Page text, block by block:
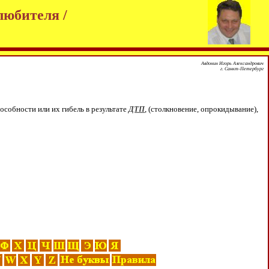
/
Авдонин Игорь Александрович
г. Санкт-Петербург
или их гибель в результатеДТП, (столкновение, опрокидывание),